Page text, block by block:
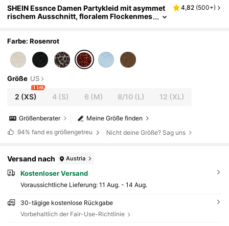
SHEIN Essnce Damen Partykleid mit asymmet
rischem Ausschnitt, floralem Flockenmes
4,82 (500+)
Farbe: Rosenrot
Größe US
2 (XS)
1 left
4(S) 6 (M) 8/10 (L) 12 (XL)
Meine Größe finden
Größenberater
94% fand es größengetreu Nicht deine Größe? Sag uns
Versand nach Austria
Kostenloser Versand
Voraussichtliche Lieferung: 11 Aug. - 14 Aug.
30-tägige kostenlose Rückgabe
Vorbehaltlich der Fair-Use-Richtlinie